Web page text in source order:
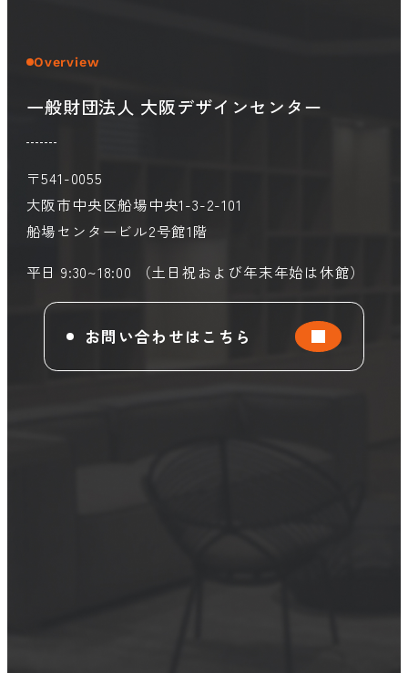
Overview
一般財団法人 大阪デザインセンター
〒541-0055
大阪市中央区船場中央1-3-2-101
船場センタービル2号館1階
平日 9:30~18:00 （土日祝および年末年始は休館）
お問い合わせはこちら